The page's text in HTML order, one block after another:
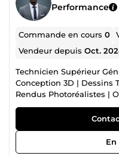
Performance
Commande en cours0
Vendeur depuisOct.
Technicien Supérieur
Conception 3D | Dessins
Rendus Photoréalistes |
4 ans, j'évolue dans le
productique, combinant
pour la conception
mécanique, j’ai suivi
Assistée par Ordinateur
En